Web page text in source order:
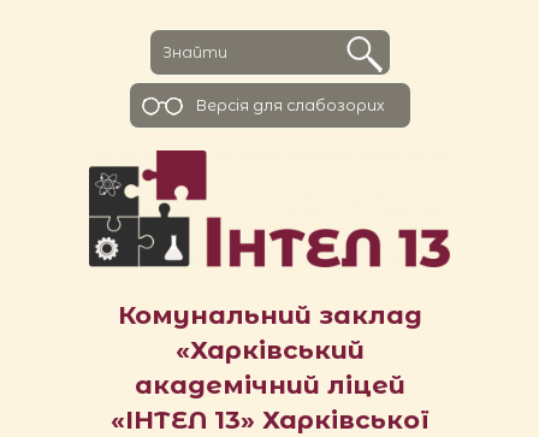
Комунальний заклад
«Харківський
академічний ліцей
«ІНТЕЛ 13» Харківської
Версiя для слабозорих